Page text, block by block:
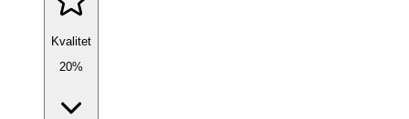
Kvalitet
20%